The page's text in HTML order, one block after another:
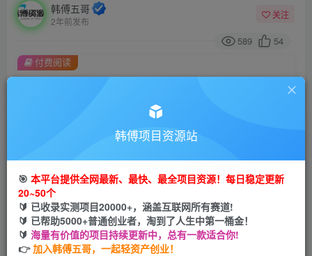
韩傅五哥
2年前发布
关注
589 54
会员专属资源
您暂无购买权限，请先开通会员
开通会员
付费阅读
韩傅项目资源站
🎯 本平台提供全网最新、最快、最全项目资源！每日稳定更新
20~50个
🔰 已收录实测项目20000+，涵盖互联网所有赛道!
🔰 已帮助5000+普通创业者，淘到了人生中第一桶金！
🔰 海量有价值的项目持续更新中，总有一款适合你!
👉加入韩傅五哥，一起轻资产创业！